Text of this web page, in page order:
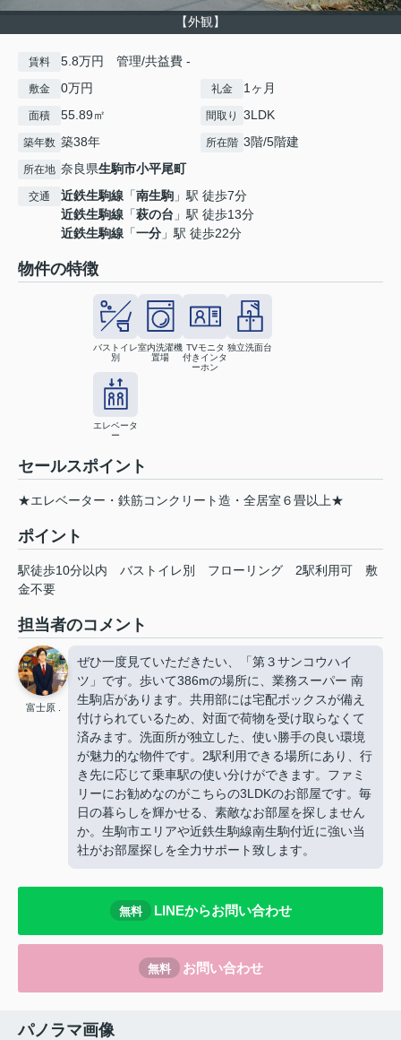
【外観】
賃料 5.8万円 管理/共益費 -
敷金 0万円 礼金 1ヶ月
面積 55.89㎡ 間取り 3LDK
築年数 築38年 所在階 3階/5階建
所在地 奈良県生駒市小平尾町
交通 近鉄生駒線 「南生駒 」駅 徒歩7分
近鉄生駒線 「萩の台 」駅 徒歩13分
近鉄生駒線 「一分 」駅 徒歩22分
物件の特徴
バストイレ
別
室内洗濯機
置場
TVモニタ
付きインタ
ーホン
独立洗面台
エレベータ
ー
セールスポイント
★エレベーター・鉄筋コンクリート造・全居室６畳以上★
ポイント
駅徒歩10分以内 バストイレ別 フローリング 2駅利用可
敷
金不要
担当者のコメント
富士原 .
ぜひ一度見ていただきたい、「第３サンコウハイ
ツ」です。歩いて386mの場所に、業務スーパー 南
生駒店があります。共用部には宅配ボックスが備え
付けられているため、対面で荷物を受け取らなくて
済みます。洗面所が独立した、使い勝手の良い環境
が魅力的な物件です。2駅利用できる場所にあり、行
き先に応じて乗車駅の使い分けができます。ファミ
リーにお勧めなのがこちらの3LDKのお部屋です。毎
日の暮らしを輝かせる、素敵なお部屋を探しません
か。生駒市エリアや近鉄生駒線南生駒付近に強い当
社がお部屋探しを全力サポート致します。
無料 LINEからお問い合わせ
無料 お問い合わせ
パノラマ画像